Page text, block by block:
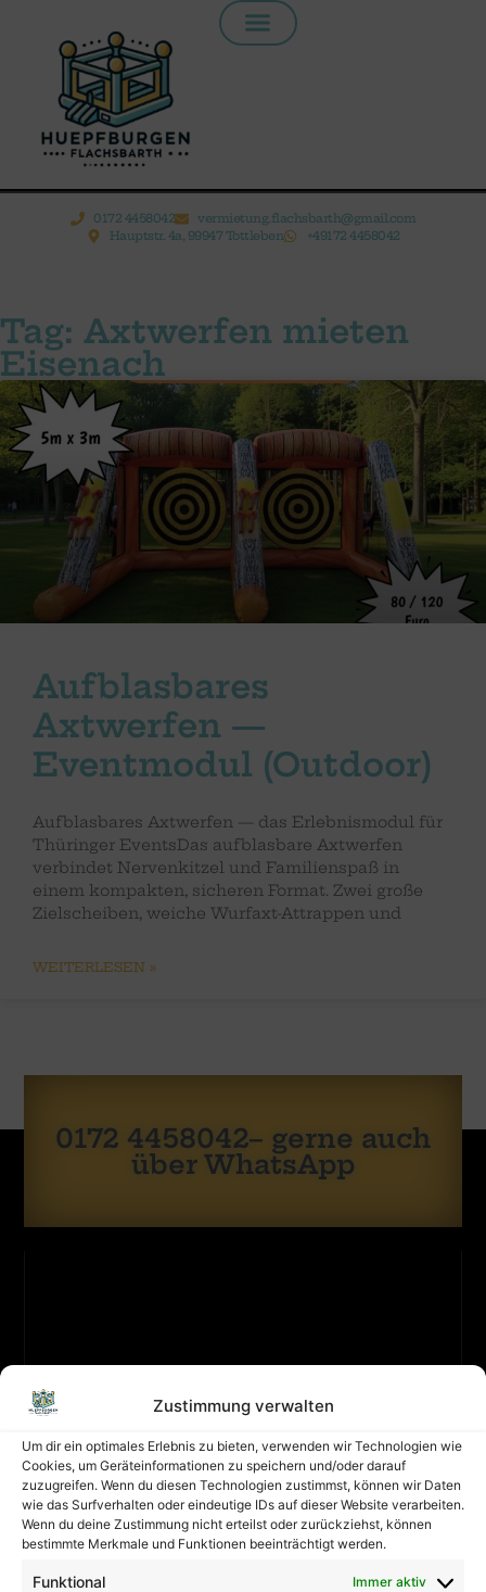
Zustimmung verwalten
Um dir ein optimales Erlebnis zu bieten, verwenden wir Technologien wie
Cookies, um Geräteinformationen zu speichern und/oder darauf
zuzugreifen. Wenn du diesen Technologien zustimmst, können wir Daten
wie das Surfverhalten oder eindeutige IDs auf dieser Website verarbeiten.
Wenn du deine Zustimmung nicht erteilst oder zurückziehst, können
bestimmte Merkmale und Funktionen beeinträchtigt werden.
Funktional Immer aktiv
0172 4458042
vermietung.flachsbarth@gmail.com
Hauptstr. 4a, 99947 Tottleben
+49172 4458042
Tag: Axtwerfen mieten
Eisenach
Aufblasbares
Axtwerfen —
Eventmodul (Outdoor)
Aufblasbares Axtwerfen — das Erlebnismodul für
Thüringer EventsDas aufblasbare Axtwerfen
verbindet Nervenkitzel und Familienspaß in
einem kompakten, sicheren Format. Zwei große
Zielscheiben, weiche Wurfaxt-Attrappen und
WEITERLESEN »
0172 4458042– gerne auch
über WhatsApp
Sicherheit
oberste
Priorität:
Eine
Hüpfburg
muss
immer
KONTAKT
Kontakt
Impressum
Datenschutz
Sicherheit
Geht Vor
Merhr
Erfahren